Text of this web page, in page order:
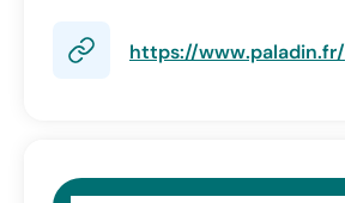
https://www.paladin.fr/